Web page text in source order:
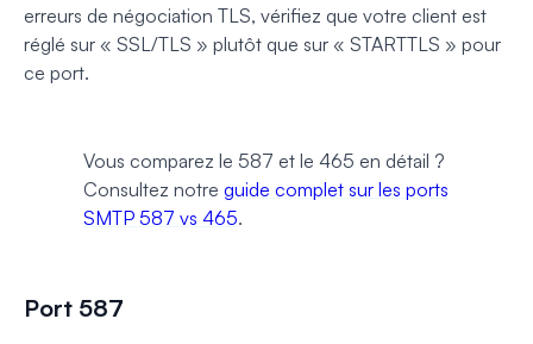
erreurs de négociation TLS, vérifiez que votre client est
réglé sur « SSL/TLS » plutôt que sur « STARTTLS » pour
ce port.
Vous comparez le 587 et le 465 en détail ?
Consultez notre guide complet sur les ports
SMTP 587 vs 465.
Port 587